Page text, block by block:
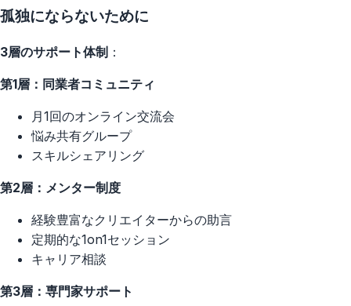
孤独にならないために
3層のサポート体制 ：
第1層：同業者コミュニティ
月1回のオンライン交流会
悩み共有グループ
スキルシェアリング
第2層：メンター制度
経験豊富なクリエイターからの助言
定期的な1on1セッション
キャリア相談
第3層：専門家サポート